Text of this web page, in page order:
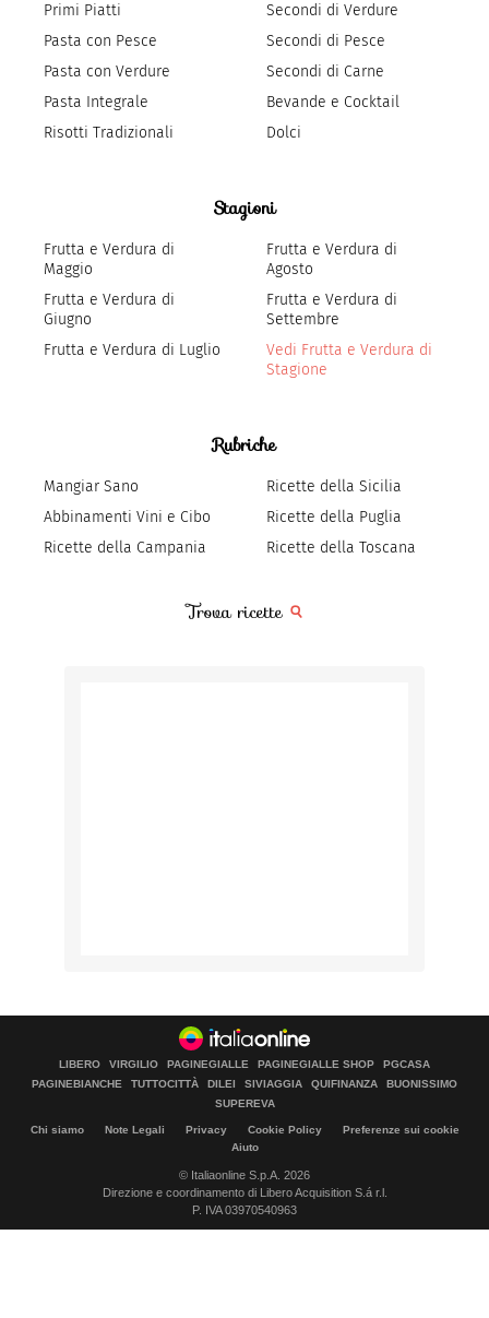
Primi Piatti
Pasta con Pesce
Pasta con Verdure
Pasta Integrale
Risotti Tradizionali
Secondi di Verdure
Secondi di Pesce
Secondi di Carne
Bevande e Cocktail
Dolci
Stagioni
Frutta e Verdura di
Maggio
Frutta e Verdura di
Giugno
Frutta e Verdura di Luglio
Frutta e Verdura di
Agosto
Frutta e Verdura di
Settembre
Vedi Frutta e Verdura di
Stagione
Rubriche
Mangiar Sano
Abbinamenti Vini e Cibo
Ricette della Campania
Ricette della Sicilia
Ricette della Puglia
Ricette della Toscana
Trova ricette
LIBERO VIRGILIO PAGINEGIALLE PAGINEGIALLE SHOP
PGCASA
PAGINEBIANCHE
TUTTOCITTÀ DILEI SIVIAGGIA QUIFINANZA
BUONISSIMO
SUPEREVA
Chi siamo Note Legali Privacy Cookie Policy
Preferenze sui cookie
Aiuto
© Italiaonline S.p.A. 2026
Direzione e coordinamento di Libero Acquisition S.á r.l.
P. IVA 03970540963